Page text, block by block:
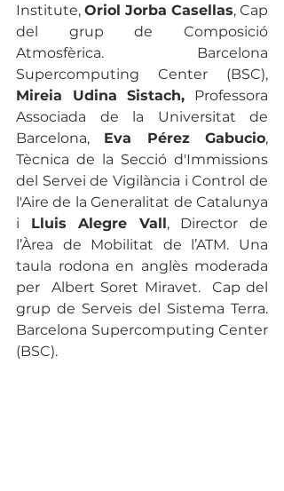
Institute, Oriol Jorba Casellas, Cap
del grup de Composició
Atmosfèrica. Barcelona
Mireia Udina Sistach, Professora
Associada de la Universitat de
Barcelona, Eva Pérez Gabucio,
Tècnica de la Secció d'Immissions
del Servei de Vigilància i Control de
l'Aire de la Generalitat de Catalunya
i Lluis Alegre Vall, Director de
l’Àrea de Mobilitat de l’ATM. Una
taula rodona en anglès moderada
per  Albert Soret Miravet.  Cap del
grup de Serveis del Sistema Terra.
Barcelona Supercomputing Center
(BSC).